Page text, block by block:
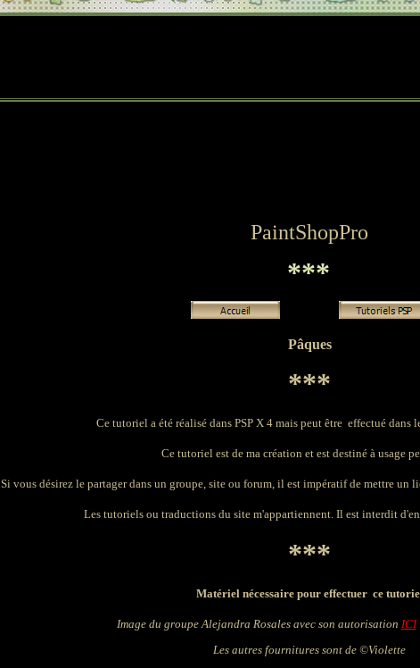
PaintShopPro
***
Pâques
***
Ce tutoriel a été réalisé dans PSP X 4 mais peut être effectué dans
Ce tutoriel est de ma création et est destiné à usage
Si vous désirez le partager dans un groupe, site ou forum, il est impératif de mettre un
Les tutoriels ou traductions du site m'appartiennent. Il est interdit
***
Matériel nécessaire pour effectuer ce
Image du groupe Alejandra Rosales avec son autorisation ICI.
Les autres fournitures sont de ©Violette